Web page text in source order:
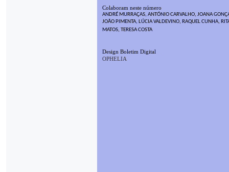
Colaboram neste número
ANDRÉ MURRAÇAS, ANTÓNIO CARVALHO, JOANA
JOÃO PIMENTA, LÚCIA VALDEVINO, RAQUEL CUNHA,
MATOS, TERESA COSTA
Design Boletim Digital
OPHELIA